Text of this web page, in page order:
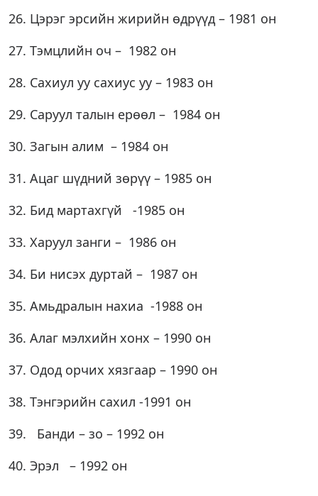
26. Цэрэг эрсийн жирийн өдрүүд – 1981 он
27. Тэмцлийн оч – 1982 он
28. Сахиул уу сахиус уу – 1983 он
29. Саруул талын ерөөл – 1984 он
30. Загын алим – 1984 он
31. Ацаг шүдний зөрүү – 1985 он
32. Бид мартахгүй -1985 он
33. Харуул занги – 1986 он
34. Би нисэх дуртай – 1987 он
35. Амьдралын нахиа -1988 он
36. Алаг мэлхийн хонх – 1990 он
37. Одод орчих хязгаар – 1990 он
38. Тэнгэрийн сахил -1991 он
39. Банди – зо – 1992 он
40. Эрэл – 1992 он